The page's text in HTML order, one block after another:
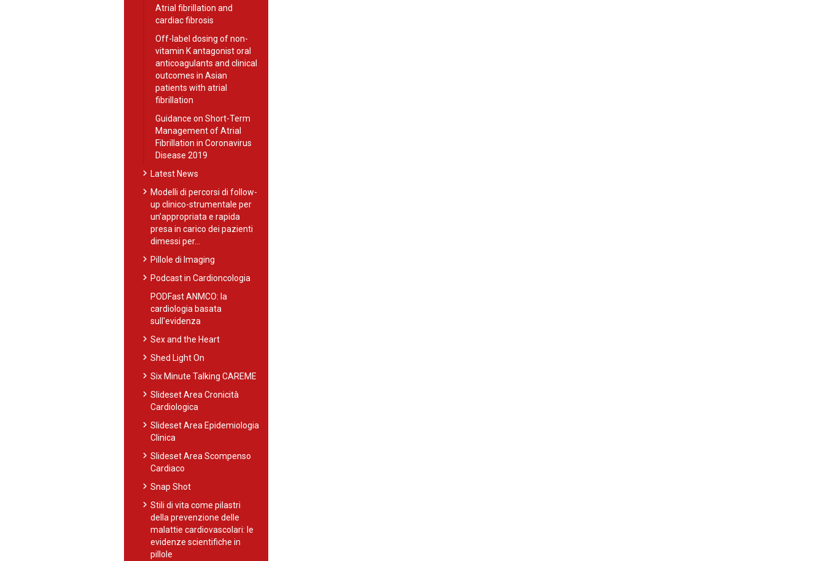
Atrial fibrillation and
cardiac fibrosis
Off-label dosing of non-
vitamin K antagonist oral
anticoagulants and clinical
outcomes in Asian
patients with atrial
fibrillation
Guidance on Short-Term
Management of Atrial
Fibrillation in Coronavirus
Disease 2019
chevron_rightLatest News
chevron_rightModelli di percorsi di follow-
up clinico-strumentale per
un’appropriata e rapida
presa in carico dei pazienti
dimessi per…
chevron_rightPillole di Imaging
chevron_rightPodcast in Cardioncologia
PODFast ANMCO: la
cardiologia basata
sull'evidenza
chevron_rightSex and the Heart
chevron_rightShed Light On
chevron_rightSix Minute Talking CAREME
chevron_rightSlideset Area Cronicità
Cardiologica
chevron_rightSlideset Area Epidemiologia
Clinica
chevron_rightSlideset Area Scompenso
Cardiaco
chevron_rightSnap Shot
chevron_rightStili di vita come pilastri
della prevenzione delle
malattie cardiovascolari: le
evidenze scientifiche in
pillole